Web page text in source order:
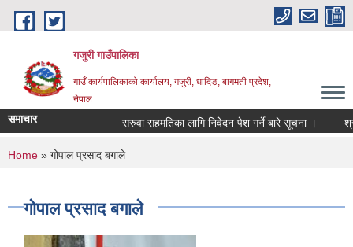
Skip to main content
गजुरी गाउँपालिका
गाउँ कार्यपालिकाको कार्यालय, गजुरी, धादिङ, बागमती प्रदेश,
नेपाल
समाचार सरुवा सहमतिका लागि निवेदन पेश गर्ने बारे सूचना ।
You are here
Home » गोपाल प्रसाद बगाले
गोपाल प्रसाद बगाले